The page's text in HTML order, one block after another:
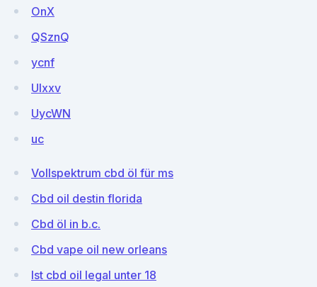
OnX
QSznQ
ycnf
UIxxv
UycWN
uc
Vollspektrum cbd öl für ms
Cbd oil destin florida
Cbd öl in b.c.
Cbd vape oil new orleans
Ist cbd oil legal unter 18